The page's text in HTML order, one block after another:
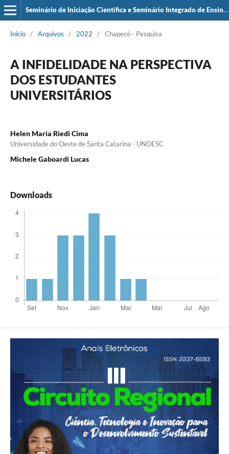
Seminário de Iniciação Científica e Seminário Integrado de Ensino, Pesquisa e Extensão (SIEPE)
Início / Arquivos / 2022 / Chapecó - Pesquisa
A INFIDELIDADE NA PERSPECTIVA
DOS ESTUDANTES
UNIVERSITÁRIOS
Helen Maria Riedi Cima
Universidade do Oeste de Santa Catarina - UNOESC
Michele Gaboardi Lucas
Downloads